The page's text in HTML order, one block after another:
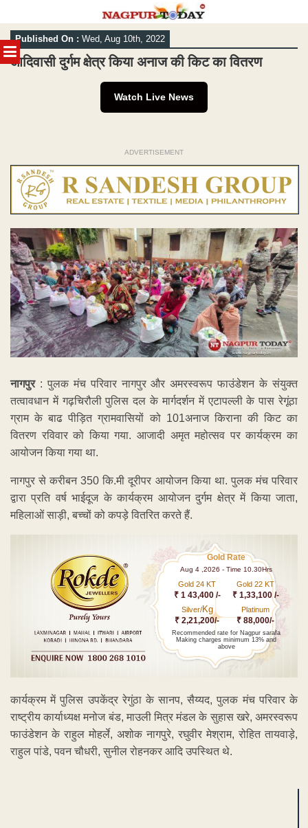
MENU
Skip
to
content
Published On : Wed, Aug 10th, 2022
आदिवासी दुर्गम क्षेत्र किया अनाज की किट का वितरण
Watch Live News
ADVERTISEMENT
नागपुर : पुलक मंच परिवार नागपुर और अमरस्वरूप फाउंडेशन के संयुक्त
तत्वावधान में गढ़चिरौली पुलिस दल के मार्गदर्शन में एटापल्ली के पास रेगूंठा
ग्राम के बाढ पीड़ित ग्रामवासियों को 101अनाज किराना की किट का
वितरण रविवार को किया गया. आजादी अमृत महोत्सव पर कार्यक्रम का
आयोजन किया गया था.
नागपुर से करीबन 350 कि.मी दूरीपर आयोजन किया था. पुलक मंच परिवार
द्वारा प्रति वर्ष भाईदूज के कार्यक्रम आयोजन दुर्गम क्षेत्र में किया जाता,
महिलाओं साड़ी, बच्चों को कपड़े वितरित करते हैं.
Gold Rate
Aug 4 ,2026 - Time 10.30Hrs
Gold 24 KT
₹ 1 43,400 /-
Gold 22 KT
₹ 1,33,100 /-
Silver/Kg
₹ 2,21,200/-
Platinum
₹ 88,000/-
Recommended rate for Nagpur sarafa
Making charges minimum 13% and
above
कार्यक्रम में पुलिस उपकेंद्र रेगुंठा के सानप, सैय्यद, पुलक मंच परिवार के
राष्ट्रीय कार्याध्यक्ष मनोज बंड, माउली मित्र मंडल के सुहास खरे, अमरस्वरूप
फाउंडेशन के राहुल मोहर्ले, अशोक नागपुरे, रघुवीर मेश्राम, रोहित तायवाड़े,
राहुल पांडे, पवन चौधरी, सुनील रोहनकर आदि उपस्थित थे.